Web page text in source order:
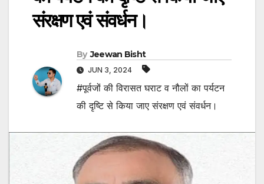
संरक्षण एवं संवर्धन।
By Jeewan Bisht
JUN 3, 2024
#पूर्वजों की विरासत घराट व नौलों का पर्यटन
की दृष्टि से किया जाए संरक्षण एवं संवर्धन।